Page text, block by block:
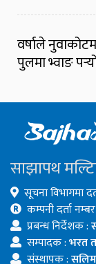
वर्षाले
पुलमा भ्वाङ
साझापथ
सूचना विभागमा
कम्पनी दर्ता
प्रबन्ध निर्देशक :
सम्पादक :भरत
संस्थापक :